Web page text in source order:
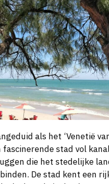
als het ‘Venetië
fascinerende stad vol
die het stedelijke
De stad kent een